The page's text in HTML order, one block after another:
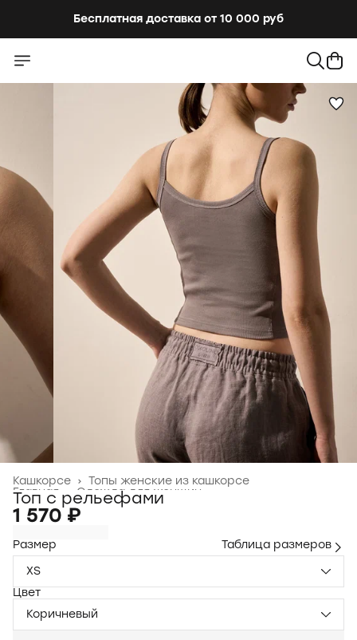
Бесплатная доставка от 10 000 руб
Топы женские из кашкорсе
Кашкорсе ›
Одежда для женщин
Главная ›
Топ с рельефами
1 570 ₽
Размер
Таблица размеров
XS
Цвет
Коричневый